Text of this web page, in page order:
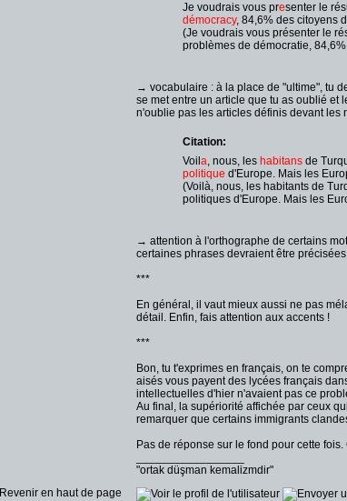
Je voudrais vous presenter le
démocracy, 84,6% des citoyens
(Je voudrais vous présenter le
problèmes de démocratie,
→ vocabulaire : à la place de "ultime", tu
se met entre un article que tu as oublié et
n'oublie pas les articles définis devant les
Citation:
Voil a, nous, les habitans de
politique d'Europe. Mais les
(Voilà, nous, les habitants de
politiques d'Europe. Mais les
→ attention à l'orthographe de certains
certaines phrases devraient être
***
En général, il vaut mieux aussi ne pas
détail. Enfin, fais attention aux accents !
***
Bon, tu t'exprimes en français, on te
aisés vous payent des lycées français
intellectuelles d'hier n'avaient pas ce
Au final, la supériorité affichée par ceux
remarquer que certains immigrants
Pas de réponse sur le fond pour cette
"ortak düşman kemalizmdir"
Revenir en haut de page